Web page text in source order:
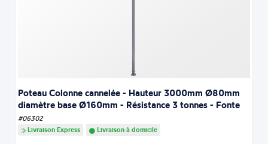
Poteau Colonne cannelée - Hauteur 3000mm Ø80mm
diamètre base Ø160mm - Résistance 3 tonnes - Fonte
#06302
Livraison Express
Livraison à domicile